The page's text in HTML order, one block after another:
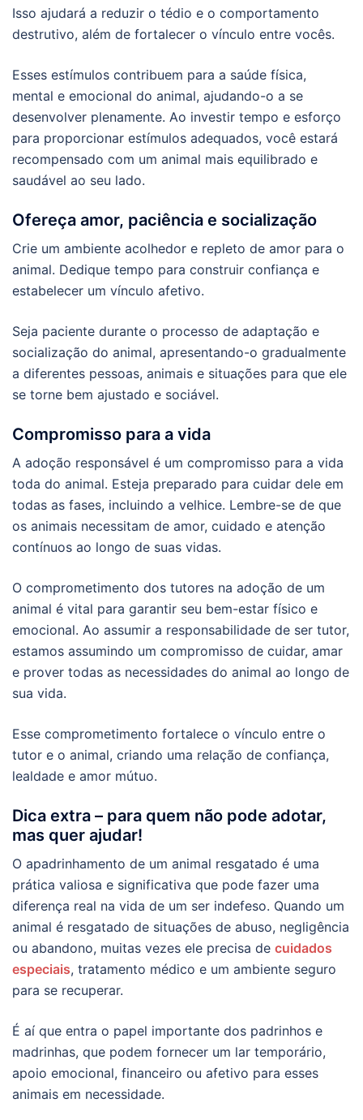
Isso ajudará a reduzir o tédio e o comportamento
destrutivo, além de fortalecer o vínculo entre vocês.
Esses estímulos contribuem para a saúde física,
mental e emocional do animal, ajudando-o a se
desenvolver plenamente. Ao investir tempo e esforço
para proporcionar estímulos adequados, você estará
recompensado com um animal mais equilibrado e
saudável ao seu lado.
Ofereça amor, paciência e socialização
Crie um ambiente acolhedor e repleto de amor para o
animal. Dedique tempo para construir confiança e
estabelecer um vínculo afetivo.
Seja paciente durante o processo de adaptação e
socialização do animal, apresentando-o gradualmente
a diferentes pessoas, animais e situações para que ele
se torne bem ajustado e sociável.
Compromisso para a vida
A adoção responsável é um compromisso para a vida
toda do animal. Esteja preparado para cuidar dele em
todas as fases, incluindo a velhice. Lembre-se de que
os animais necessitam de amor, cuidado e atenção
contínuos ao longo de suas vidas.
O comprometimento dos tutores na adoção de um
animal é vital para garantir seu bem-estar físico e
emocional. Ao assumir a responsabilidade de ser tutor,
estamos assumindo um compromisso de cuidar, amar
e prover todas as necessidades do animal ao longo de
sua vida.
Esse comprometimento fortalece o vínculo entre o
tutor e o animal, criando uma relação de confiança,
lealdade e amor mútuo.
Dica extra – para quem não pode adotar,
mas quer ajudar!
O apadrinhamento de um animal resgatado é uma
prática valiosa e significativa que pode fazer uma
diferença real na vida de um ser indefeso. Quando um
animal é resgatado de situações de abuso, negligência
ou abandono, muitas vezes ele precisa de cuidados
especiais, tratamento médico e um ambiente seguro
para se recuperar.
É aí que entra o papel importante dos padrinhos e
madrinhas, que podem fornecer um lar temporário,
apoio emocional, financeiro ou afetivo para esses
animais em necessidade.